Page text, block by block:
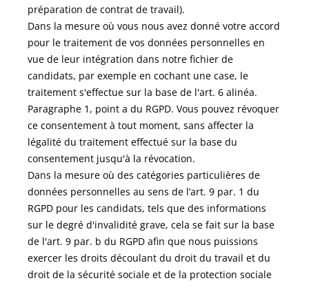
préparation de contrat de travail).
Dans la mesure où vous nous avez donné votre accord
pour le traitement de vos données personnelles en
vue de leur intégration dans notre fichier de
candidats, par exemple en cochant une case, le
traitement s'effectue sur la base de l'art. 6 alinéa.
Paragraphe 1, point a du RGPD. Vous pouvez révoquer
ce consentement à tout moment, sans affecter la
légalité du traitement effectué sur la base du
consentement jusqu'à la révocation.
Dans la mesure où des catégories particulières de
données personnelles au sens de l’art. 9 par. 1 du
RGPD pour les candidats, tels que des informations
sur le degré d'invalidité grave, cela se fait sur la base
de l'art. 9 par. b du RGPD afin que nous puissions
exercer les droits découlant du droit du travail et du
droit de la sécurité sociale et de la protection sociale